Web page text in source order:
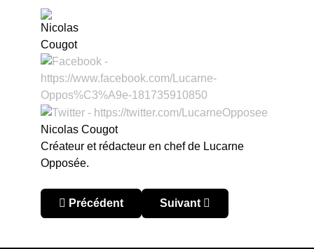
Nicolas Cougot
Créateur et rédacteur en chef de Lucarne
Opposée.
Article précédent : Copa Sudamericana 2017 :
Précédent Article suivant : Copa
Suivant